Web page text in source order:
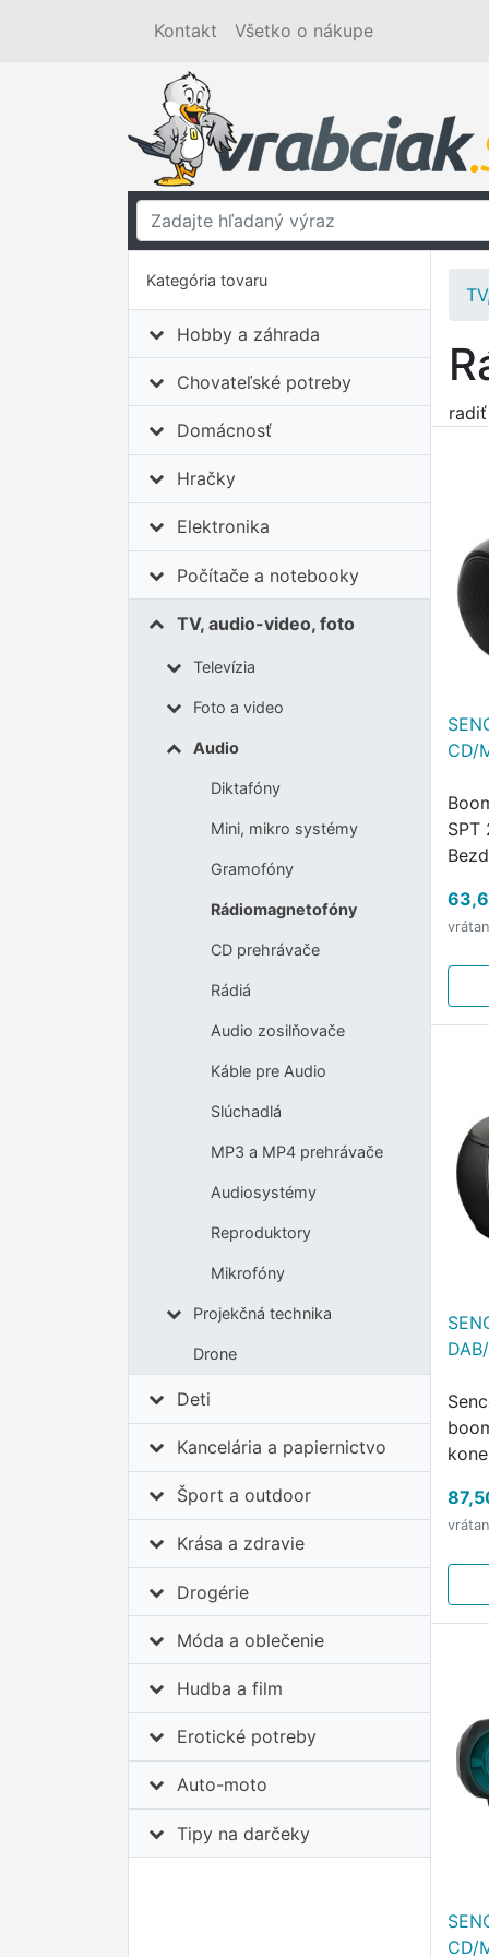
Kontakt Všetko o nákupe
Kategória tovaru
Hobby a záhrada
Chovateľské potreby
Domácnosť
Hračky
Elektronika
Počítače a notebooky
TV, audio-video, foto
Televízia
Foto a video
Audio
Diktafóny
Mini, mikro systémy
Gramofóny
Rádiomagnetofóny
CD prehrávače
Rádiá
Audio zosilňovače
Káble pre Audio
Slúchadlá
MP3 a MP4 prehrávače
Audiosystémy
Reproduktory
Mikrofóny
Projekčná technika
Drone
Deti
Kancelária a papiernictvo
Šport a outdoor
Krása a zdravie
Drogérie
Móda a oblečenie
Hudba a film
Erotické potreby
Auto-moto
Tipy na darčeky
CD/
SPT
CD/